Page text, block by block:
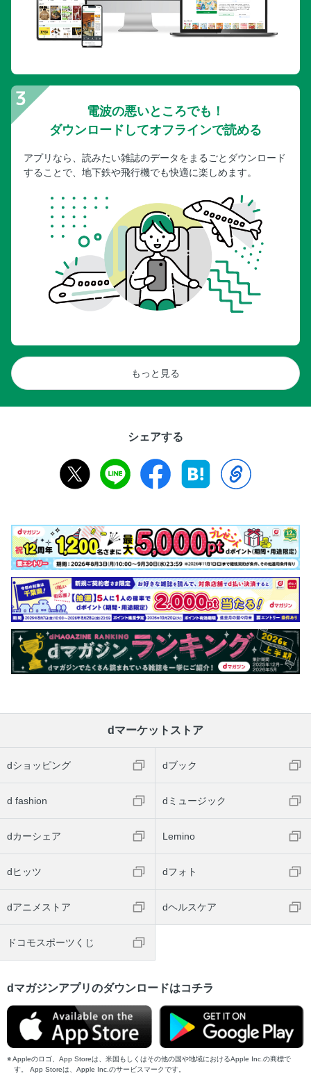
電波の悪いところでも！
ダウンロードしてオフラインで読める
アプリなら、読みたい雑誌のデータをまるごとダウンロード
することで、地下鉄や飛行機でも快適に楽しめます。
もっと見る
シェアする
dマーケットストア
dショッピング dブック
d fashion dミュージック
dカーシェア Lemino
dヒッツ dフォト
dアニメストア dヘルスケア
ドコモスポーツくじ
dマガジンアプリのダウンロードはコチラ
Appleのロゴ、App Storeは、米国もしくはその他の国や地域におけるApple Inc.の商標で
す。 App Storeは、Apple Inc.のサービスマークです。